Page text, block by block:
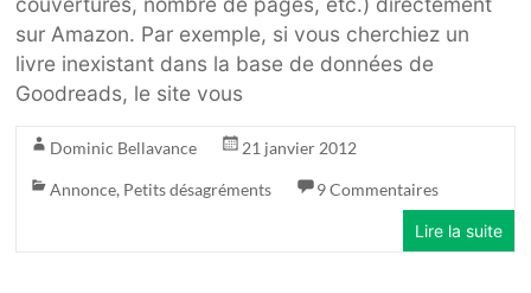
sur Amazon. Par exemple, si vous cherchiez un
livre inexistant dans la base de données de
Goodreads, le site vous
Dominic Bellavance 21 janvier 2012
Annonce, Petits désagréments 9 Commentaires
Lire la suite